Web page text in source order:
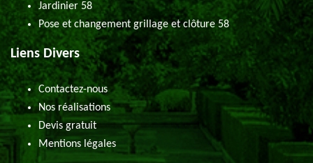
Jardinier 58
Pose et changement grillage et clôture 58
Liens Divers
Contactez-nous
Nos réalisations
Devis gratuit
Mentions légales